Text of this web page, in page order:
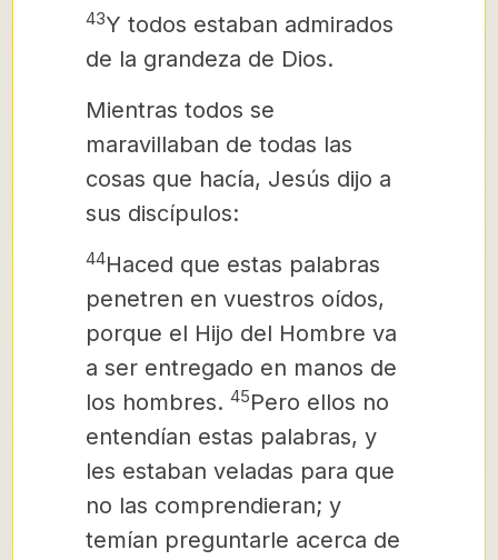
43Y todos estaban admirados
de la grandeza de Dios.
Mientras todos se
maravillaban de todas las
cosas que hacía, Jesús dijo a
sus discípulos:
44Haced que estas palabras
penetren en vuestros oídos,
porque el Hijo del Hombre va
a ser entregado en manos de
los hombres. 45Pero ellos no
entendían estas palabras, y
les estaban veladas para que
no las comprendieran; y
temían preguntarle acerca de